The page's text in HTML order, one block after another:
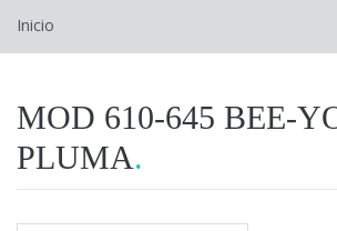
Inicio
MOD 610-645 BEE-
PLUMA